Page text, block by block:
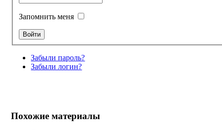
Запомнить меня
Забыли пароль?
Забыли логин?
Похожие материалы